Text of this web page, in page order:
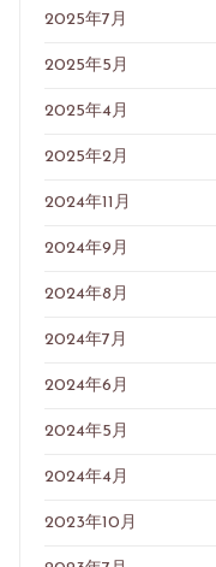
2025年7月
2025年5月
2025年4月
2025年2月
2024年11月
2024年9月
2024年8月
2024年7月
2024年6月
2024年5月
2024年4月
2023年10月